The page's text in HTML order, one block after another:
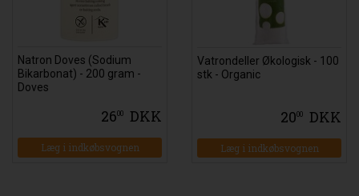
Natron Doves (Sodium
Bikarbonat) - 200 gram -
Doves
2600 DKK
Læg i indkøbsvognen
Vatrondeller Økologisk - 100
stk - Organic
2000 DKK
Læg i indkøbsvognen